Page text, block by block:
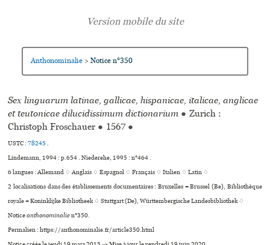
Anthonominalie > Notice n°350
Sex linguarum latinae, gallicae, hispanicae, italicae, anglicae
et teutonicae dilucidissimum dictionarium ● Zurich :
Christoph Froschauer ● 1567 ●
USTC :78245.
Lindemann, 1994 : p.654 . Niederehe, 1995 : n°464 .
6 langues :Allemand ♢Anglais ♢Espagnol ♢Français ♢Italien ♢Latin ♢
2 localisations dans des établissements documentaires : Bruxelles = Brussel (Be), Bibliothèque
royale = Koninklijke Bibliotheek ♢ Stuttgart (De), Württembergische Landesbibliothek ♢
Noticeanthonominalien°350.
Permalien : https://anthonominalie.fr/article350.html